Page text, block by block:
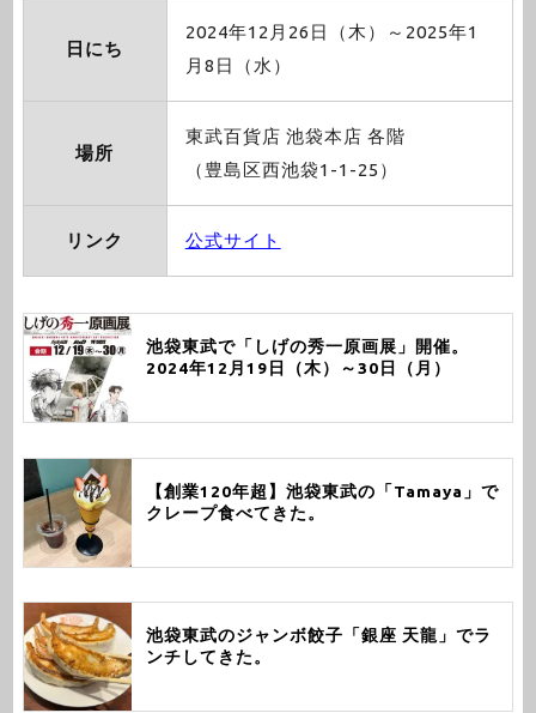
日にち
2024年12月26日（木）～2025年1
月8日（水）
場所
東武百貨店 池袋本店 各階
（豊島区西池袋1-1-25）
リンク 公式サイト
池袋東武で「しげの秀一原画展」開催。
2024年12月19日（木）～30日（月）
【創業120年超】池袋東武の「Tamaya」で
クレープ食べてきた。
池袋東武のジャンボ餃子「銀座 天龍」でラ
ンチしてきた。